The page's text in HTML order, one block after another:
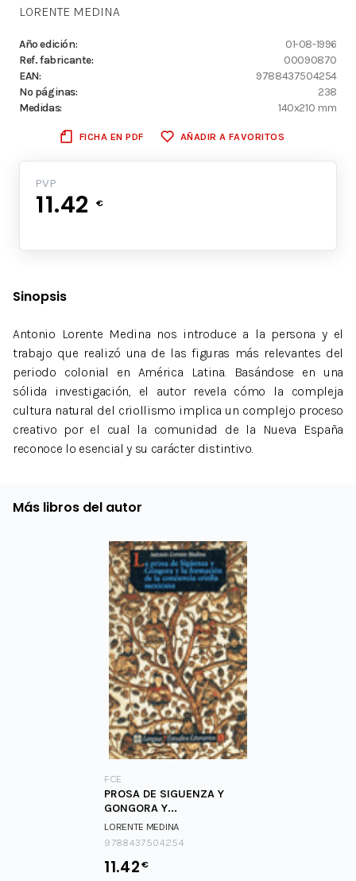
LORENTE MEDINA
Año edición:
01-08-1996
Ref. fabricante:
00090870
EAN:
9788437504254
Nº páginas:
238
Medidas:
140x210 mm
FICHA EN PDF AÑADIR A FAVORITOS
PVP
11.42 €
Sinopsis
Antonio Lorente Medina nos introduce a la persona y el
trabajo que realizó una de las figuras más relevantes del
periodo colonial en América Latina. Basándose en una
sólida investigación, el autor revela cómo la compleja
cultura natural del criollismo implica un complejo proceso
creativo por el cual la comunidad de la Nueva España
reconoce lo esencial y su carácter distintivo.
Más libros del autor
FCE
PROSA DE SIGUENZA Y
GONGORA Y...
LORENTE MEDINA
9788437504254
11.42€